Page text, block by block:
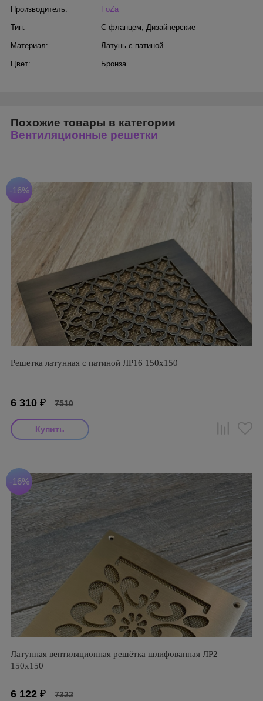
Производитель: FoZa
Тип: С фланцем, Дизайнерские
Материал: Латунь с патиной
Цвет: Бронза
Похожие товары в категории
Вентиляционные решетки
-16%
Решетка латунная с патиной ЛР16 150х150
6 310 ₽ 7510
-16%
Латунная вентиляционная решётка шлифованная ЛР2
150х150
6 122 ₽ 7322